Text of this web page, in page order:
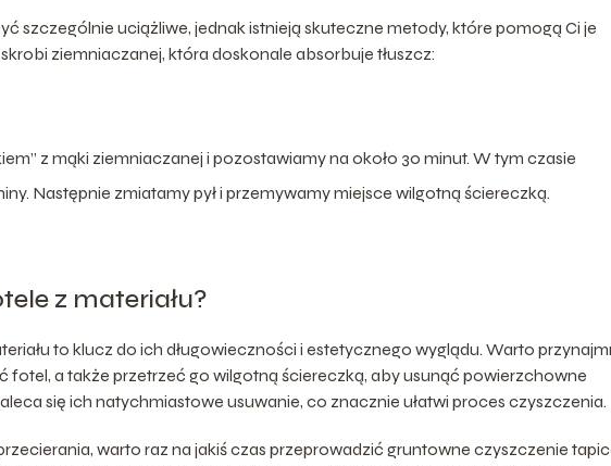
szczególnie uciążliwe, jednak istnieją skuteczne metody, które pomogą Ci je
ziemniaczanej, która doskonale absorbuje tłuszcz:
z mąki ziemniaczanej i pozostawiamy na około 30 minut. W tym czasie
Następnie zmiatamy pył i przemywamy miejsce wilgotną ściereczką.
z materiału?
to klucz do ich długowieczności i estetycznego wyglądu. Warto
fotel, a także przetrzeć go wilgotną ściereczką, aby usunąć powierzchowne
się ich natychmiastowe usuwanie, co znacznie ułatwi proces czyszczenia.
warto raz na jakiś czas przeprowadzić gruntowne czyszczenie